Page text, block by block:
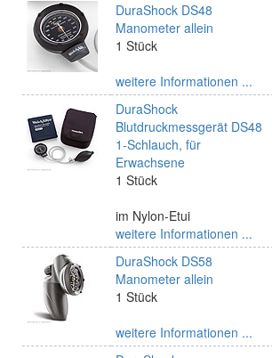
DuraShock DS48
Manometer allein
1 Stück
weitere Informationen ...
DuraShock
Blutdruckmessgerät DS48
1-Schlauch, für
Erwachsene
1 Stück
im Nylon-Etui
weitere Informationen ...
DuraShock DS58
Manometer allein
1 Stück
weitere Informationen ...